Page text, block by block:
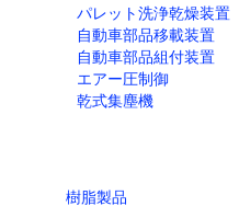
パレット洗浄乾燥装置
自動車部品移載装置
自動車部品組付装置
エアー圧制御
乾式集塵機
樹脂製品